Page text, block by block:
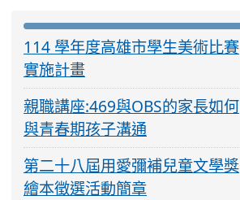
114 學年度高雄市學生美術比賽
實施計畫
親職講座:469與OBS的家長如何
與青春期孩子溝通
第二十八屆用愛彌補兒童文學獎
繪本徵選活動簡章